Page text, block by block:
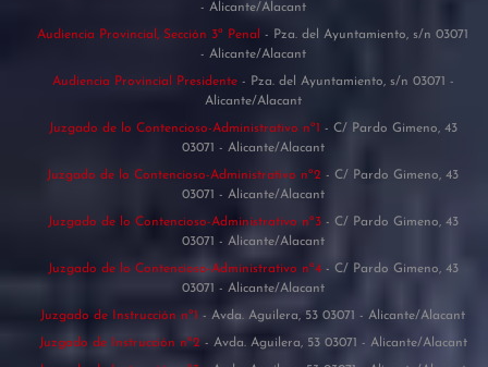
- Alicante/Alacant
Audiencia Provincial, Sección 3ª Penal - Pza. del Ayuntamiento, s/n 03071
- Alicante/Alacant
Audiencia Provincial Presidente - Pza. del Ayuntamiento, s/n 03071 -
Alicante/Alacant
Juzgado de lo Contencioso-Administrativo nº1 - C/ Pardo Gimeno, 43
03071 - Alicante/Alacant
Juzgado de lo Contencioso-Administrativo nº2 - C/ Pardo Gimeno, 43
03071 - Alicante/Alacant
Juzgado de lo Contencioso-Administrativo nº3 - C/ Pardo Gimeno, 43
03071 - Alicante/Alacant
Juzgado de lo Contencioso-Administrativo nº4 - C/ Pardo Gimeno, 43
03071 - Alicante/Alacant
Juzgado de Instrucción nº1 - Avda. Aguilera, 53 03071 - Alicante/Alacant
Juzgado de Instrucción nº2 - Avda. Aguilera, 53 03071 - Alicante/Alacant